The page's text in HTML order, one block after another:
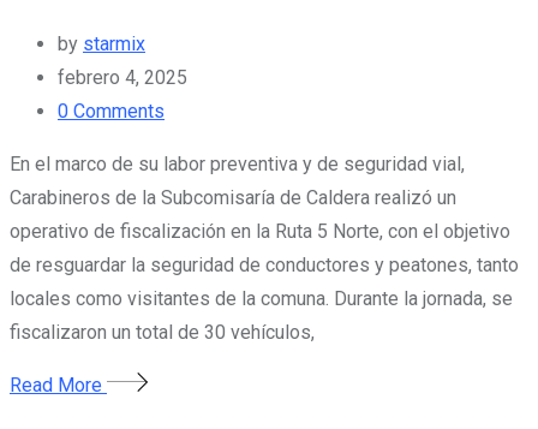
by starmix
febrero 4, 2025
0 Comments
En el marco de su labor preventiva y de seguridad vial,
Carabineros de la Subcomisaría de Caldera realizó un
operativo de fiscalización en la Ruta 5 Norte, con el objetivo
de resguardar la seguridad de conductores y peatones, tanto
locales como visitantes de la comuna. Durante la jornada, se
fiscalizaron un total de 30 vehículos,
Read More